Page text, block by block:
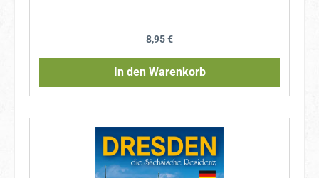
Regulärer Preis:
8,95 €
In den Warenkorb